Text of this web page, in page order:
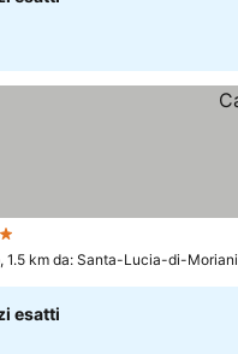
1.5 km da: Santa-Lucia-di-Moriani
esatti